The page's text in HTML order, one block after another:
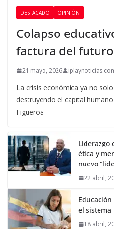
DESTACADO OPINIÓN
Colapso
factura del futuro
21 mayo, 2026
La crisis económica ya no
destruyendo el capital
Figueroa
Liderazgo
ética y
nuevo
22 abril,
el
18 abril,